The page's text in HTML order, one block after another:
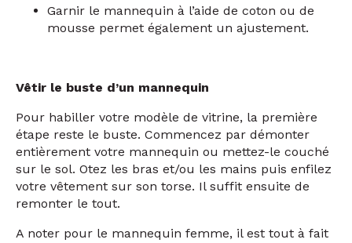
ne pas abîmer la peinture).
Garnir le mannequin
l’aide de coton ou de
Vêtir le buste d’un mannequin
Pour habiller votre modèle de vitrine, la première
étape reste le buste. Commencez par démonter
entièrement votre mannequin ou mettez-le couché
sur le sol. Otez les bras et/ou les mains puis enfilez
remonter le tout.